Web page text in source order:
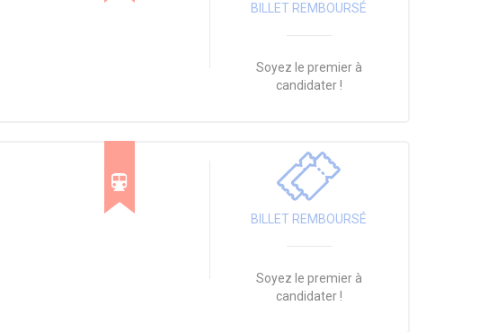
BILLET REMBOURSÉ
Soyez le premier à
candidater !
BILLET REMBOURSÉ
Soyez le premier à
candidater !